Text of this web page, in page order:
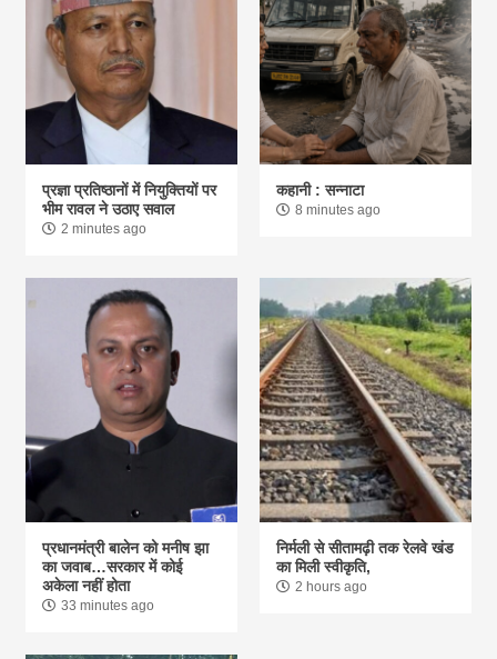
प्रज्ञा प्रतिष्ठानों में नियुक्तियों पर
भीम रावल ने उठाए सवाल
2 minutes ago
कहानी : सन्नाटा
8 minutes ago
प्रधानमंत्री बालेन को मनीष झा
का जवाब…सरकार में कोई
अकेला नहीं होता
33 minutes ago
निर्मली से सीतामढ़ी तक रेलवे खंड
का मिली स्वीकृति,
2 hours ago